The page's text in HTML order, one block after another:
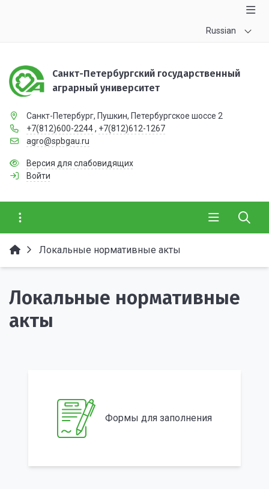
Russian
Санкт-Петербургский государственный
аграрный университет
Санкт-Петербург, Пушкин, Петербургское шоссе 2
+7(812)600-2244 , +7(812)612-1267
agro@spbgau.ru
Версия для слабовидящих
Войти
Локальные нормативные акты
Локальные нормативные
акты
Формы для заполнения